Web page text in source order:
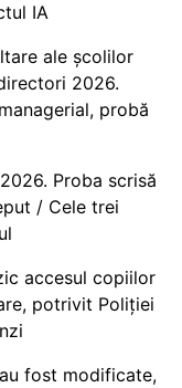
IA
ale școlilor
2026.
probă
Proba scrisă
/ Cele trei
accesul copiilor
potrivit Poliției
fost modificate,